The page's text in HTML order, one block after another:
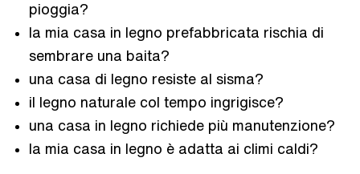
pioggia?
la mia casa in legno prefabbricata rischia di
sembrare una baita?
una casa di legno resiste al sisma?
il legno naturale col tempo ingrigisce?
una casa in legno richiede più manutenzione?
la mia casa in legno è adatta ai climi caldi?